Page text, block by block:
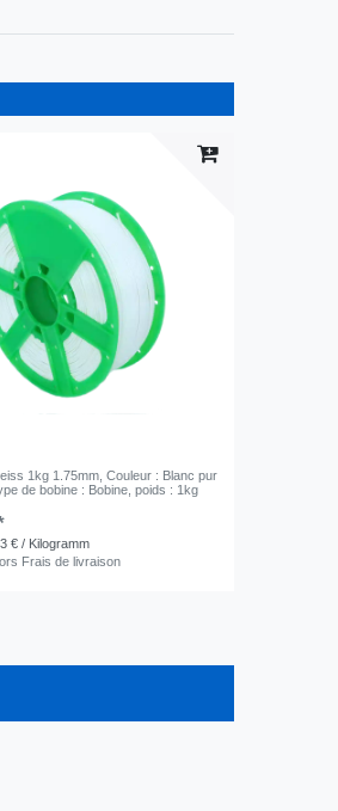
1kg 1.75mm , Couleur : Blanc pur
de bobine : Bobine , poids : 1kg
€ / Kilogramm
Frais de livraison